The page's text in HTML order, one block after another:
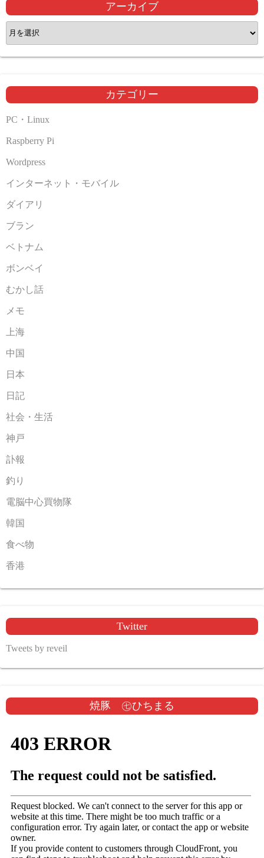
アーカイブ
ア
ー
カ
ブ
カテゴリー
PC・Linux
Raspberry Pi
Wordpress
インターネット・モバイル
ダイアリ
ブラン
ベトナム
ボンベイ
むかし話
メモ
上海
中国
日本
日記
社会・生活
神戸
訃報
釣り
電脳中心買物隊
韓国
食べ物
香港
Twitter
Tweets by reveil
焼豚 ㊆ひちまる